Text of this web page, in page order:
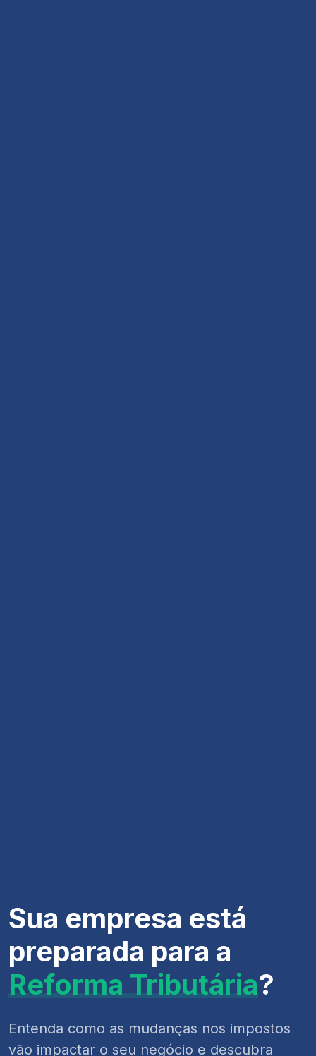
Sua empresa está
preparada para a
Reforma Tributária?
Entenda como as mudanças nos impostos
vão impactar o seu negócio e descubra